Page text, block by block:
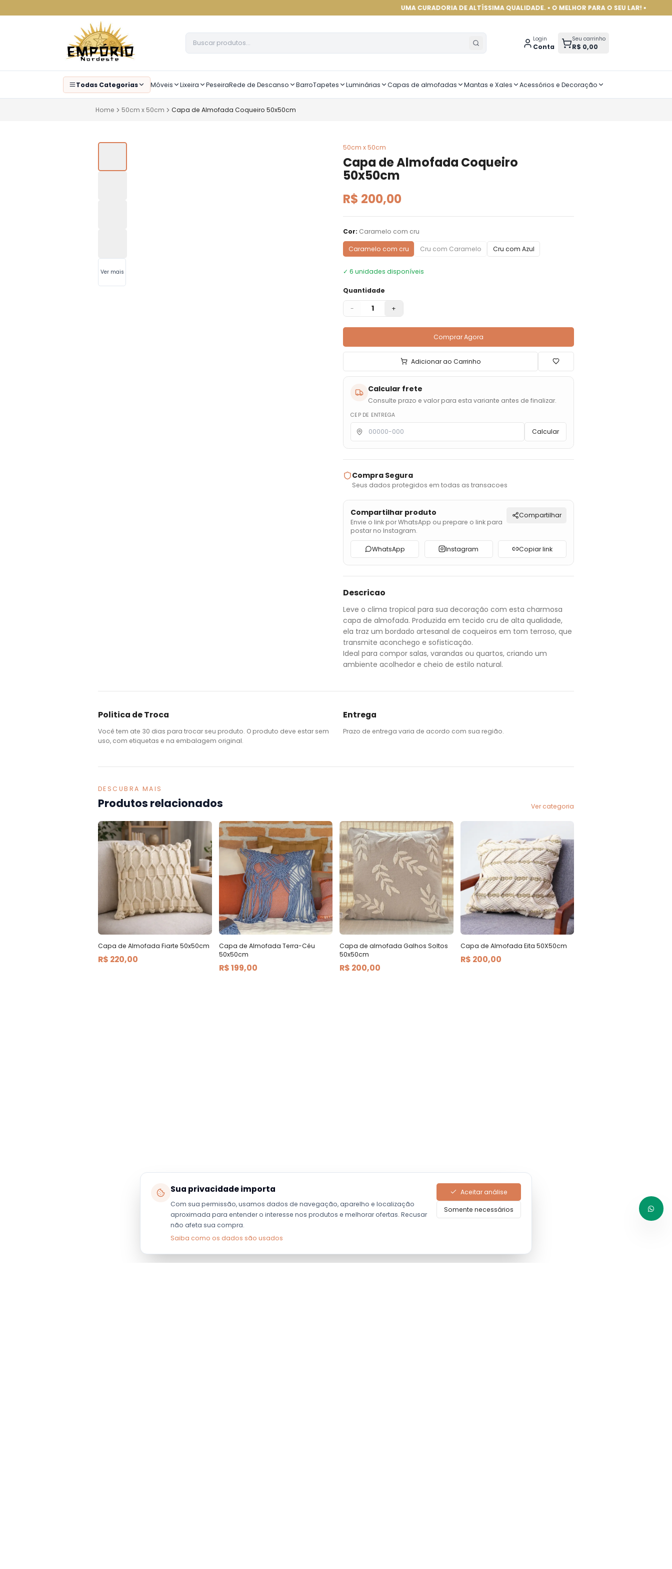
UMA CURADORIA DE ALTÍSSIMA QUALIDADE. • O MELHOR PARA O SEU LAR! •
Login
Conta
Seu carrinho
R$ 0,00
Todas Categorias Móveis Lixeira PeseiraRede de Descanso BarroTapetes Luminárias Capas de almofadas Mantas e Xales Acessórios e Decoração
Home 50cm x 50cm Capa de Almofada Coqueiro 50x50cm
Ver mais
50cm x 50cm
Capa de Almofada Coqueiro
50x50cm
R$ 200,00
Cor: Caramelo com cru
Caramelo com cru Cru com Caramelo Cru com Azul
✓ 6 unidades disponíveis
Quantidade
- 1 +
Comprar Agora
Adicionar ao Carrinho
Calcular frete
Consulte prazo e valor para esta variante antes de finalizar.
CEP DE ENTREGA
Calcular
Compra Segura
Seus dados protegidos em todas as transacoes
Compartilhar produto
Envie o link por WhatsApp ou prepare o link para
postar no Instagram.
Compartilhar
WhatsApp Instagram Copiar link
Descricao
Leve o clima tropical para sua decoração com esta charmosa
capa de almofada. Produzida em tecido cru de alta qualidade,
ela traz um bordado artesanal de coqueiros em tom terroso, que
transmite aconchego e sofisticação.
Ideal para compor salas, varandas ou quartos, criando um
ambiente acolhedor e cheio de estilo natural.
Politica de Troca
Você tem ate 30 dias para trocar seu produto. O produto deve estar sem
uso, com etiquetas e na embalagem original.
Entrega
Prazo de entrega varia de acordo com sua região.
DESCUBRA MAIS
Produtos relacionados Ver categoria
Capa de Almofada Fiarte 50x50cm
R$ 220,00
Capa de Almofada Terra-Céu
50x50cm
R$ 199,00
Capa de almofada Galhos Soltos
50x50cm
R$ 200,00
Capa de Almofada Eita 50X50cm
R$ 200,00
Sua privacidade importa
Com sua permissão, usamos dados de navegação, aparelho e localização
aproximada para entender o interesse nos produtos e melhorar ofertas. Recusar
não afeta sua compra.
Saiba como os dados são usados
Aceitar análise
Somente necessários